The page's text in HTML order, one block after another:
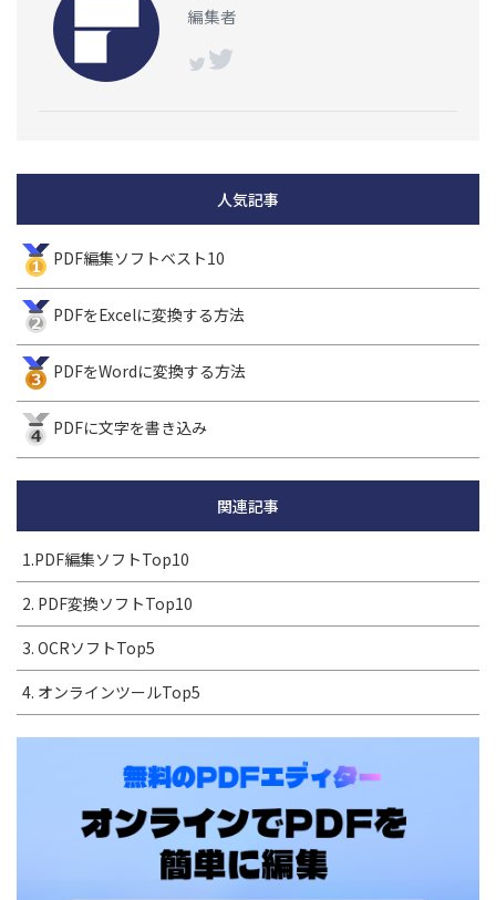
編集者
人気記事
PDF編集ソフトベスト10
PDFをExcelに変換する方法
PDFをWordに変換する方法
PDFに文字を書き込み
関連記事
1.PDF編集ソフトTop10
2. PDF変換ソフトTop10
3. OCRソフトTop5
4. オンラインツールTop5